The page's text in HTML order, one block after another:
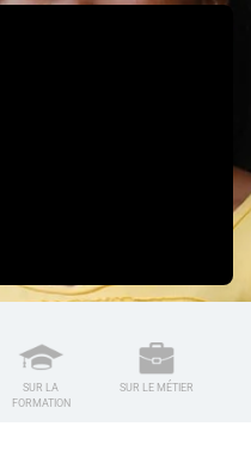
SUR LA
FORMATION
SUR LE MÉTIER